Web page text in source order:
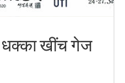
खींच गेज